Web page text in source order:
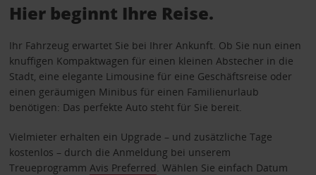
Hier beginnt Ihre Reise.
Ihr Fahrzeug erwartet Sie bei Ihrer Ankunft. Ob Sie nun einen
knuffigen Kompaktwagen für einen kleinen Abstecher in die
Stadt, eine elegante Limousine für eine Geschäftsreise oder
einen geräumigen Minibus für einen Familienurlaub
benötigen: Das perfekte Auto steht für Sie bereit.
Vielmieter erhalten ein Upgrade – und zusätzliche Tage
kostenlos – durch die Anmeldung bei unserem
Treueprogramm Avis Preferred . Wählen Sie einfach Datum